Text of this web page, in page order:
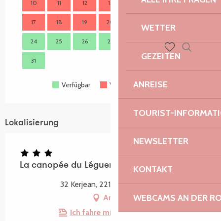
WETTER
GEZEITEN
ANREISE
TOURIST-
NEWSLETTER
KONTAKT
WEBCAMS AN DER
Voir les favoris
10 11 12 13 15 16
17 18 19 20
24 25 26 27 28 29 30
31
14
28
Verfügbar Voll belegt Geschlossen
Lokalisierung
La canopée du Léguer
32 Kerjean, 22140 Tonquédec
Anfahrt
Ich fahre mit dem Zug hin!